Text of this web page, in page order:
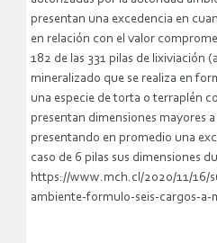
presentan una excedencia en
en relación con el valor
182 de las 331 pilas de lixiviación
mineralizado que se realiza en
una especie de torta o terraplén
presentan dimensiones mayores
presentando en promedio una
caso de 6 pilas sus dimensiones
https://www.mch.cl/2020/11/16/
ambiente-formulo-seis-cargos-a-